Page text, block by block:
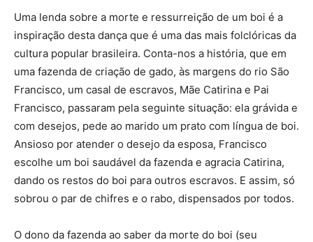
Uma lenda sobre a morte e ressurreição de um boi é a
inspiração desta dança que é uma das mais folclóricas da
cultura popular brasileira. Conta-nos a história, que em
uma fazenda de criação de gado, às margens do rio São
Francisco, um casal de escravos, Mãe Catirina e Pai
Francisco, passaram pela seguinte situação: ela grávida e
com desejos, pede ao marido um prato com língua de boi.
Ansioso por atender o desejo da esposa, Francisco
escolhe um boi saudável da fazenda e agracia Catirina,
dando os restos do boi para outros escravos. E assim, só
sobrou o par de chifres e o rabo, dispensados por todos.
O dono da fazenda ao saber da morte do boi (seu